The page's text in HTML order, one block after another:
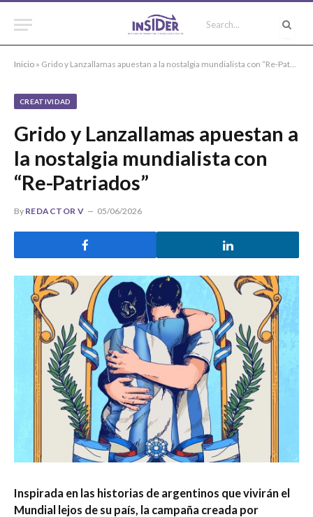
Inicio » Grido y Lanzallamas apuestan a la nostalgia mundialista con “Re-Patriados”
CREATIVIDAD
Grido y Lanzallamas apuestan a
la nostalgia mundialista con
“Re-Patriados”
By REDACTOR V 05/06/2026
Inspirada en las historias de argentinos que vivirán el
Mundial lejos de su país, la campaña creada por